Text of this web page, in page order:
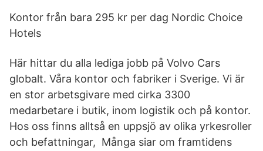
Kontor från bara 295 kr per dag Nordic Choice
Hotels
Här hittar du alla lediga jobb på Volvo Cars
globalt. Våra kontor och fabriker i Sverige. Vi är
en stor arbetsgivare med cirka 3300
medarbetare i butik, inom logistik och på kontor.
Hos oss finns alltså en uppsjö av olika yrkesroller
och befattningar, Många siar om framtidens